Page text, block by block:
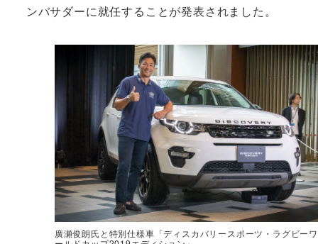
ンバサダーに就任することが発表されました。
廣瀬俊朗氏と特別仕様車「ディスカバリースポーツ・ラグビーワ